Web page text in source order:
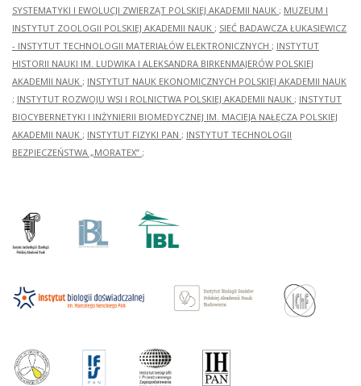
SYSTEMATYKI I EWOLUCJI ZWIERZĄT POLSKIEJ AKADEMII NAUK ; MUZEUM I
INSTYTUT ZOOLOGII POLSKIEJ AKADEMII NAUK ; SIEĆ BADAWCZA ŁUKASIEWICZ
- INSTYTUT TECHNOLOGII MATERIAŁÓW ELEKTRONICZNYCH ; INSTYTUT
HISTORII NAUKI IM. LUDWIKA I ALEKSANDRA BIRKENMAJERÓW POLSKIEJ
AKADEMII NAUK ; INSTYTUT NAUK EKONOMICZNYCH POLSKIEJ AKADEMII NAUK
; INSTYTUT ROZWOJU WSI I ROLNICTWA POLSKIEJ AKADEMII NAUK ; INSTYTUT
BIOCYBERNETYKI I INŻYNIERII BIOMEDYCZNEJ IM. MACIEJA NAŁĘCZA POLSKIEJ
AKADEMII NAUK ; INSTYTUT FIZYKI PAN ; INSTYTUT TECHNOLOGII
BEZPIECZEŃSTWA „MORATEX” ;